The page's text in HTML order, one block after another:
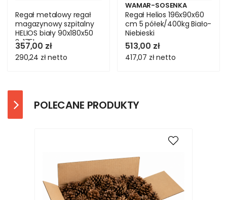
Regał metalowy regał
magazynowy szpitalny
HELIOS biały 90x180x50
3x175kg
357,00 zł
290,24 złnetto
WAMAR-SOSENKA
Regał Helios 196x90x60
cm 5 półek/400kg Biało-
Niebieski
513,00 zł
417,07 złnetto
POLECANE PRODUKTY